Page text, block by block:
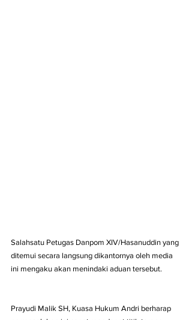
Salahsatu Petugas Danpom XIV/Hasanuddin yang
ditemui secara langsung dikantornya oleh media
ini mengaku akan menindaki aduan tersebut.
Prayudi Malik SH, Kuasa Hukum Andri berharap